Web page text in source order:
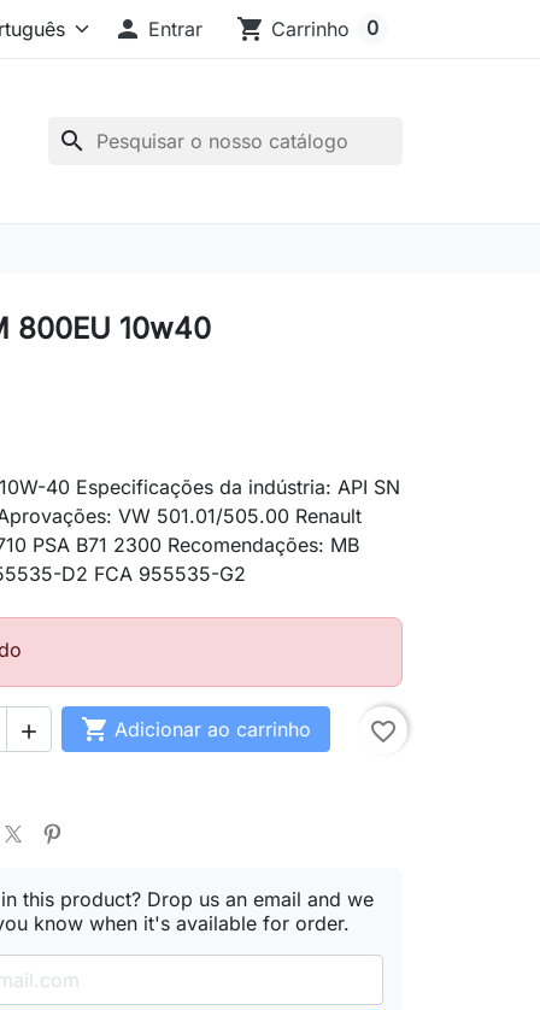
 Entrar shopping_cart Carrinho 0
search
800EU 10w40
40 Especificações da indústria: API SN
VW 501.01/505.00 Renault
PSA B71 2300 Recomendações: MB
D2 FCA 955535-G2
  Adicionar ao carrinho favorite_border
this product? Drop us an email and we
know when it's available for order.